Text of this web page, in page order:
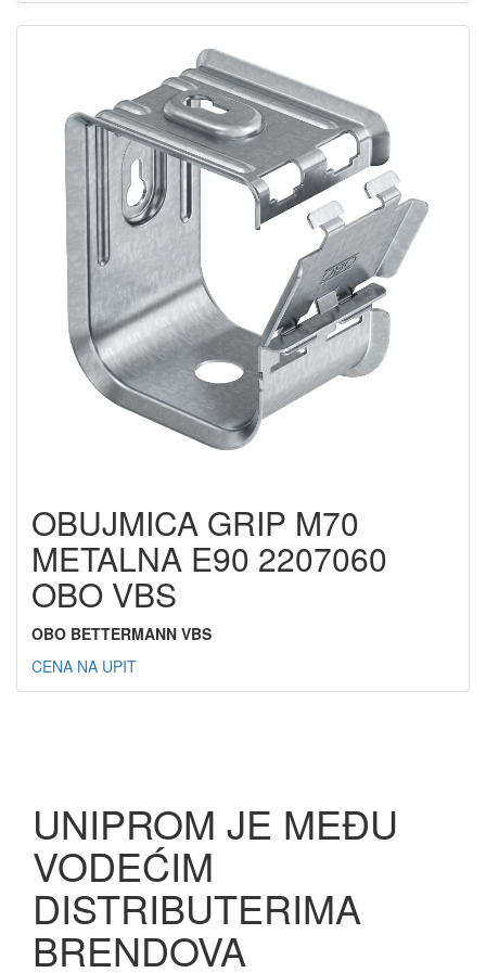
OBUJMICA GRIP M70
METALNA E90 2207060
OBO VBS
OBO BETTERMANN VBS
CENA NA UPIT
UNIPROM JE MEĐU
VODEĆIM
DISTRIBUTERIMA
BRENDOVA